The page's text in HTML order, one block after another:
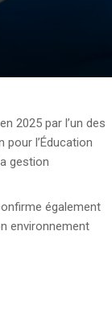
2025 par l’un des
l’Éducation
gestion
également
environnement